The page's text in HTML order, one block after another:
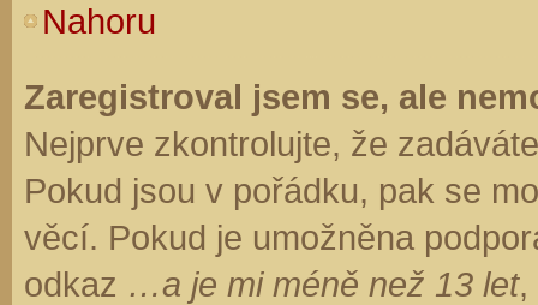
Nahoru
Zaregistroval jsem se, ale
Nejprve zkontrolujte, že
Pokud jsou v pořádku, pak se
věcí. Pokud je umožněna
odkaz …a je mi méně než 13 let,